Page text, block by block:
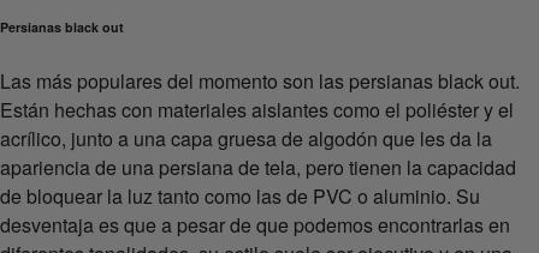
Persianas black out
Las más populares del momento son las persianas black out.
Están hechas con materiales aislantes como el poliéster y el
acrílico, junto a una capa gruesa de algodón que les da la
apariencia de una persiana de tela, pero tienen la capacidad
de bloquear la luz tanto como las de PVC o aluminio. Su
desventaja es que a pesar de que podemos encontrarlas en